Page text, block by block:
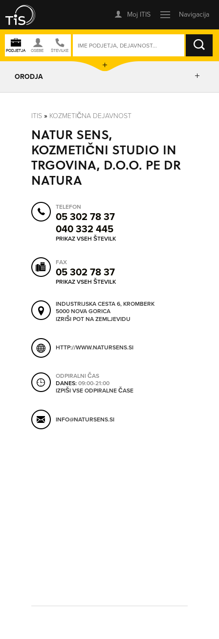
ISKANJE
SO ODPRTA V
SO TRENUTNO ODPRTA
ORODJA
POSLOVNE ENOTE
IZRIŠI POT
ORODJA
SHRANI V MOJ ITIS
ITIS» KOZMETIČNA DEJAVNOST
NATUR SENS,
KOZMETIČNI STUDIO IN
TRGOVINA, D.O.O. PE DR
NATURA
TELEFON
05 302 78 37
040 332 445
PRIKAZ VSEH ŠTEVILK
FAX
05 302 78 37
PRIKAZ VSEH ŠTEVILK
INDUSTRIJSKA CESTA 6, KROMBERK
5000 NOVA GORICA
IZRIŠI POT NA ZEMLJEVIDU
HTTP://WWW.NATURSENS.SI
ODPIRALNI ČAS
DANES:09:00-21:00
IZPIŠI VSE ODPIRALNE ČASE
INFO@NATURSENS.SI